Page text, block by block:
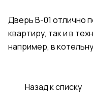
Дверь В-01 отлично
квартиру, так и в
например, в
Назад к списку